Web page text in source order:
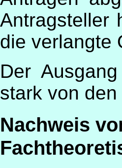
Antragsteller
die verlangte
Der
stark von
Nachweis